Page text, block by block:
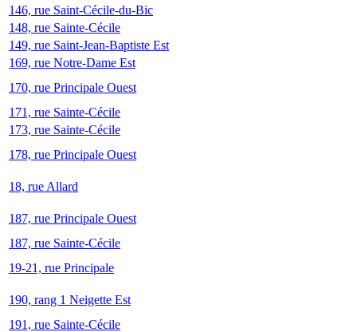
146, rue Saint-Cécile-du-Bic
148, rue Sainte-Cécile
149, rue Saint-Jean-Baptiste Est
169, rue Notre-Dame Est
170, rue Principale Ouest
171, rue Sainte-Cécile
173, rue Sainte-Cécile
178, rue Principale Ouest
18, rue Allard
187, rue Principale Ouest
187, rue Sainte-Cécile
19-21, rue Principale
190, rang 1 Neigette Est
191, rue Sainte-Cécile